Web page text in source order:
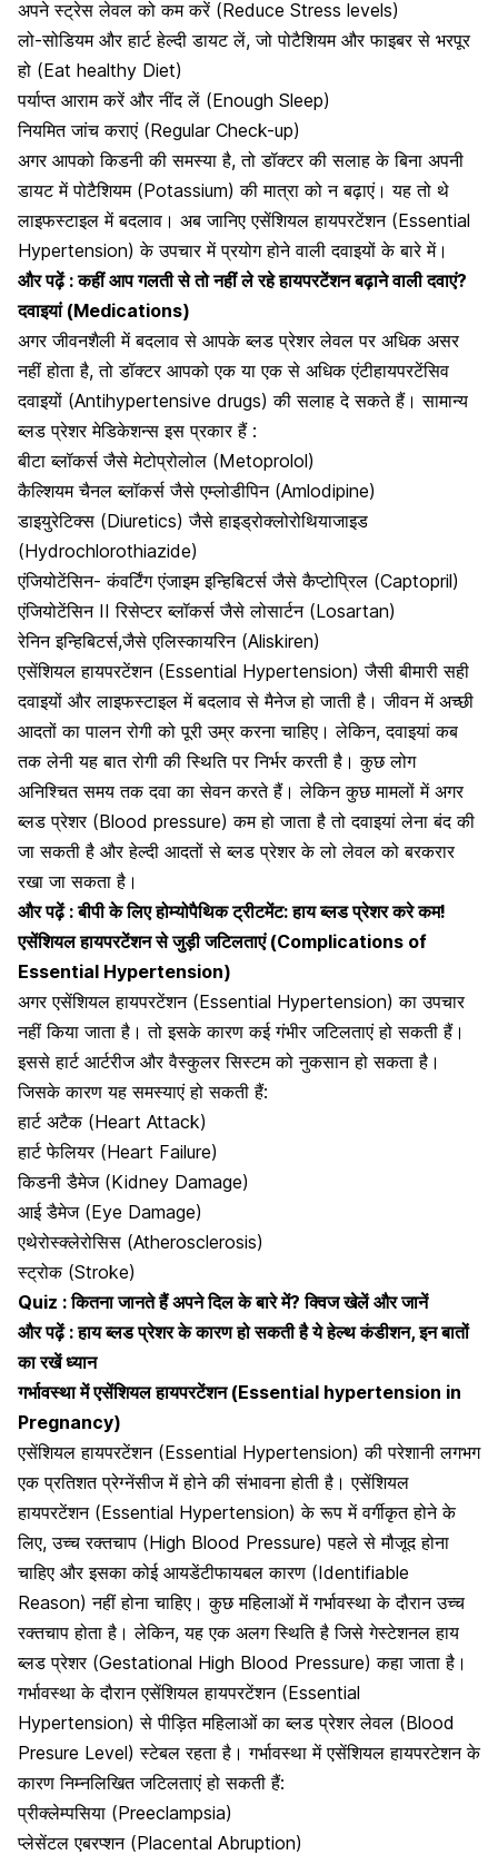
अपने स्ट्रेस लेवल को कम करें (Reduce Stress levels)
लो-सोडियम और हार्ट हेल्दी डायट लें, जो पोटैशियम और फाइबर से भरपूर
हो (Eat healthy Diet)
पर्याप्त आराम करें और नींद लें (Enough Sleep)
नियमित जांच कराएं (Regular Check-up)
अगर आपको किडनी की समस्या है, तो डॉक्टर की सलाह के बिना अपनी
डायट मेंपोटैशियम (Potassium) की मात्रा को न बढ़ाएं। यह तो थे
लाइफस्टाइल में बदलाव। अब जानिए एसेंशियल हायपरटेंशन (Essential
Hypertension) के उपचार में प्रयोग होने वाली दवाइयों के बारे में।
और पढ़ें :कहीं आप गलती से तो नहीं ले रहे हायपरटेंशन बढ़ाने वाली दवाएं?
दवाइयां (Medications)
अगर जीवनशैली में बदलाव से आपके ब्लड प्रेशर लेवल पर अधिक असर
नहीं होता है, तो डॉक्टर आपको एक या एक से अधिक एंटीहायपरटेंसिव
दवाइयों (Antihypertensive drugs) की सलाह दे सकते हैं। सामान्य
ब्लड प्रेशर मेडिकेशन्स इस प्रकार हैं :
बीटा ब्लॉकर्स जैसे मेटोप्रोलोल (Metoprolol)
कैल्शियम चैनल ब्लॉकर्स जैसे एम्लोडीपिन (Amlodipine)
डाइयुरेटिक्स (Diuretics) जैसे हाइड्रोक्लोरोथियाजाइड
(Hydrochlorothiazide)
एंजियोटेंसिन- कंवर्टिंग एंजाइम इन्हिबिटर्स जैसे कैप्टोप्रिल (Captopril)
एंजियोटेंसिन II रिसेप्टर ब्लॉकर्स जैसे लोसार्टन (Losartan)
रेनिन इन्हिबिटर्स,जैसे एलिस्कायरिन (Aliskiren)
एसेंशियल हायपरटेंशन (Essential Hypertension) जैसीबीमारी सही
दवाइयों और लाइफस्टाइल में बदलाव से मैनेज हो जाती है। जीवन में अच्छी
आदतों का पालन रोगी को पूरी उम्र करना चाहिए। लेकिन, दवाइयां कब
तक लेनी यह बात रोगी की स्थिति पर निर्भर करती है। कुछ लोग
अनिश्चित समय तक दवा का सेवन करते हैं। लेकिन कुछ मामलों में अगर
ब्लड प्रेशर (Blood pressure) कम हो जाता है तोदवाइयां लेना बंद की
जा सकती है और हेल्दी आदतों से ब्लड प्रेशर के लो लेवल को बरकरार
रखा जा सकता है।
और पढ़ें :बीपी के लिए होम्योपैथिक ट्रीटमेंट: हाय ब्लड प्रेशर करे कम!
एसेंशियल हायपरटेंशन से जुड़ी जटिलताएं (Complications of
Essential Hypertension)
अगर एसेंशियल हायपरटेंशन (Essential Hypertension) का उपचार
नहीं किया जाता है। तो इसके कारण कई गंभीर जटिलताएं हो सकती हैं।
इससे हार्ट आर्टरीज औरवैस्कुलर सिस्टम को नुकसान हो सकता है ।
जिसके कारण यह समस्याएं हो सकती हैं:
हार्ट अटैक (Heart Attack)
हार्ट फेलियर (Heart Failure)
किडनी डैमेज (Kidney Damage)
आई डैमेज (Eye Damage)
एथेरोस्क्लेरोसिस (Atherosclerosis)
स्ट्रोक (Stroke)
Quiz : कितना जानते हैं अपने दिल के बारे में? क्विज खेलें और जानें
और पढ़ें :हाय ब्लड प्रेशर के कारण हो सकती है ये हेल्थ कंडीशन, इन बातों
का रखें ध्यान
गर्भावस्था में एसेंशियलहायपरटेंशन (Essential hypertension in
Pregnancy)
एसेंशियल हायपरटेंशन (Essential Hypertension) की परेशानी लगभग
एक प्रतिशतप्रेग्नेंसीज में होने की संभावना होती है । एसेंशियल
हायपरटेंशन (Essential Hypertension) के रूप में वर्गीकृत होने के
लिए, उच्च रक्तचाप (High Blood Pressure) पहले से मौजूद होना
चाहिए और इसका कोई आयडेंटीफायबल कारण (Identifiable
Reason) नहीं होना चाहिए। कुछ महिलाओं में गर्भावस्था के दौरान उच्च
रक्तचाप होता है। लेकिन, यह एक अलग स्थिति है जिसे गेस्टेशनल हाय
ब्लड प्रेशर (Gestational High Blood Pressure) कहा जाता है।
गर्भावस्था के दौरान एसेंशियल हायपरटेंशन (Essential
Hypertension) से पीड़ितमहिलाओं का ब्लड प्रेशर लेवल (Blood
Presure Level) स्टेबल रहता है । गर्भावस्था में एसेंशियल हायपरटेशन के
कारण निम्नलिखित जटिलताएं हो सकती हैं:
प्रीक्लेम्पसिया (Preeclampsia)
प्लेसेंटल एबरप्शन (Placental Abruption)